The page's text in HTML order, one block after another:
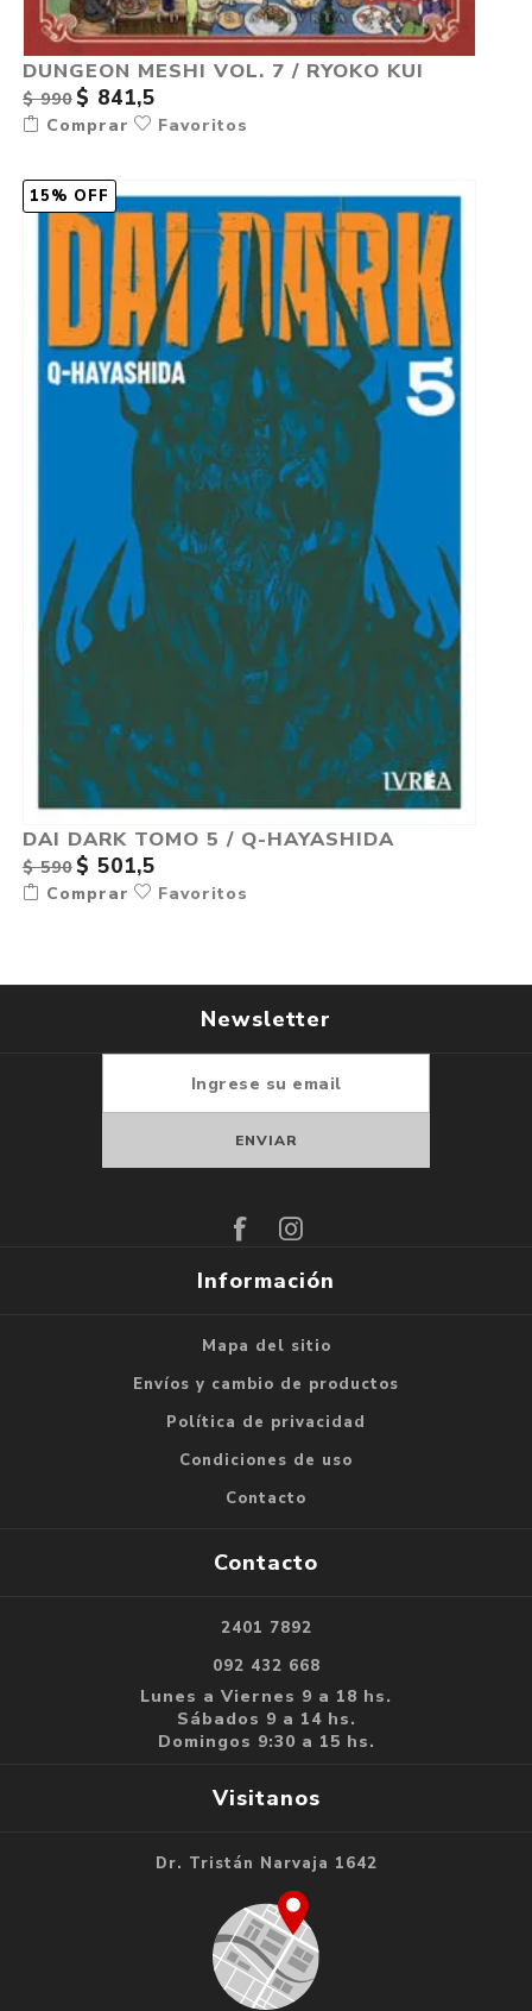
DUNGEON MESHI VOL. 7 / RYOKO KUI
$ 990 $ 841,5
Comprar Favoritos
15% OFF
DAI DARK TOMO 5 / Q-HAYASHIDA
$ 590 $ 501,5
Comprar Favoritos
Newsletter
Información
Mapa del sitio
Envíos y cambio de productos
Política de privacidad
Condiciones de uso
Contacto
Contacto
2401 7892
092 432 668
Lunes a Viernes 9 a 18 hs.
Sábados 9 a 14 hs.
Domingos 9:30 a 15 hs.
Visitanos
Dr. Tristán Narvaja 1642